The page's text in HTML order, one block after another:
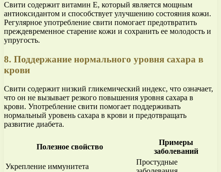
Свити содержит витамин Е, который является мощным
антиоксидантом и способствует улучшению состояния кожи.
Регулярное употребление свити помогает предотвратить
преждевременное старение кожи и сохранить ее молодость и
упругость.
8. Поддержание нормального уровня сахара в
крови
Свити содержит низкий гликемический индекс, что означает,
что он не вызывает резкого повышения уровня сахара в
крови. Употребление свити помогает поддерживать
нормальный уровень сахара в крови и предотвращать
развитие диабета.
Полезное свойство
Примеры
заболеваний
Укрепление иммунитета
Простудные